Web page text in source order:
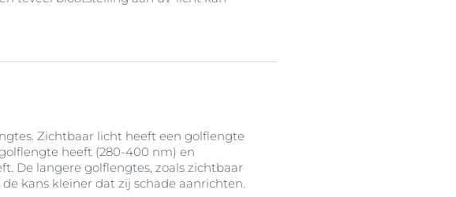
Zichtbaar licht heeft een golflengte
heeft (280-400 nm) en
De langere golflengtes, zoals zichtbaar
kans kleiner dat zij schade aanrichten.